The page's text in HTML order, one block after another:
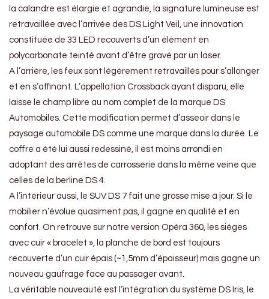
la calandre est élargie et agrandie, la signature lumineuse est
retravaillée avec l’arrivée des DS Light Veil, une innovation
constituée de 33 LED recouverts d’un élément en
polycarbonate teinté avant d’être gravé par un laser.
A l’arrière, les feux sont légèrement retravaillés pour s’allonger
et en s’affinant. L’appellation Crossback ayant disparu, elle
laisse le champ libre au nom complet de la marque DS
Automobiles. Cette modification permet d’asseoir dans le
paysage automobile DS comme une marque dans la durée. Le
coffre a été lui aussi redessiné, il est moins arrondi en
adoptant des arrêtes de carrosserie dans la même veine que
celles de la berline DS 4.
A l’intérieur aussi, le SUV DS 7 fait une grosse mise à jour. Si le
mobilier n’évolue quasiment pas, il gagne en qualité et en
confort. On retrouve sur notre version Opéra 360, les sièges
avec cuir « bracelet », la planche de bord est toujours
recouverte d’un cuir épais (~1,5mm d’épaisseur) mais gagne un
nouveau gaufrage face au passager avant.
La véritable nouveauté est l’intégration du système DS Iris, le